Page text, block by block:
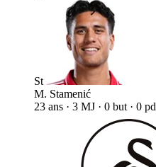
St
M. Stamenić
23 ans · 3 MJ · 0 but · 0 pd